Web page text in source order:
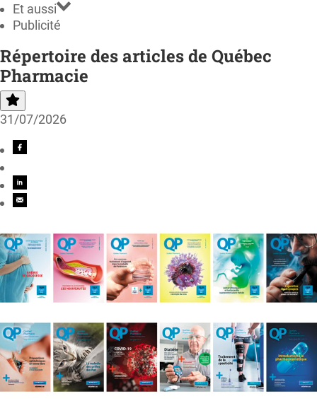
Et aussi
Publicité
Répertoire des articles de Québec
Pharmacie
31/07/2026